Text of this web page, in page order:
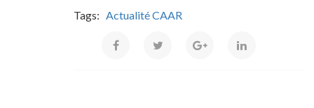
Tags: Actualité CAAR